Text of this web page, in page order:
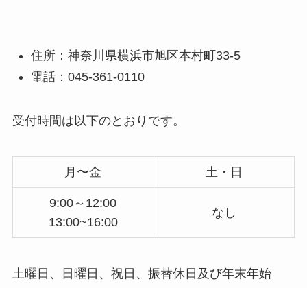
住所：神奈川県横浜市旭区本村町33-5
電話：045-361-0110
受付時間は以下のとおりです。
月〜金 土・日
9:00～12:00
13:00~16:00
なし
土曜日、日曜日、祝日、振替休日及び年末年始